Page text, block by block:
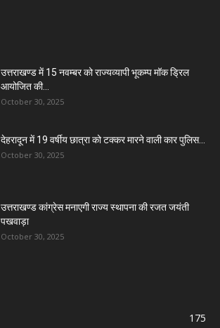
उत्तराखण्ड में 15 नवम्बर को राज्यव्यापी भूकम्प मॉक ड्रिल
आयोजित की...
October 30, 2025
देहरादून में 19 वर्षीय छात्रा को टक्कर मारने वाली कार पुलिस...
October 30, 2025
उत्तराखण्ड कांग्रेस मनाएगी राज्य स्थापना की रजत जयंती
पखवाड़ा
October 30, 2025
175